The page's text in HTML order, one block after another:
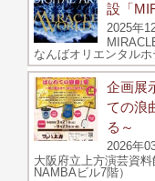
設「
2025年
なんばオリエンタルホ
企画展
ての浪
る～
2026年
大阪府立上方演芸資
NAMBAビル7階）